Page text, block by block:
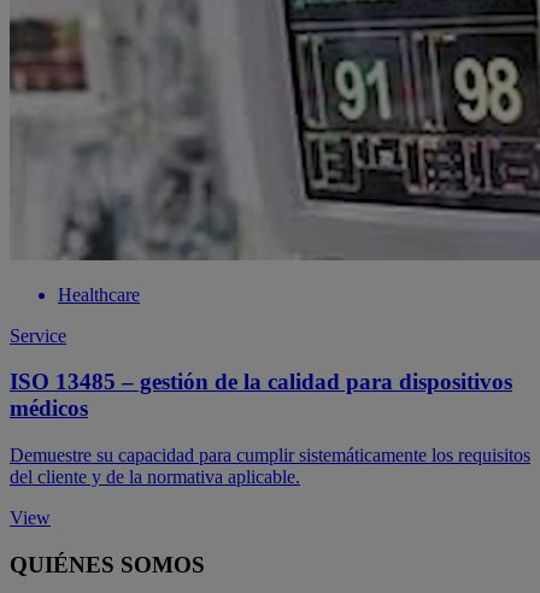
Healthcare
Service
ISO 13485 – gestión de la calidad para dispositivos
médicos
Demuestre su capacidad para cumplir sistemáticamente los requisitos
del cliente y de la normativa aplicable.
View
QUIÉNES SOMOS